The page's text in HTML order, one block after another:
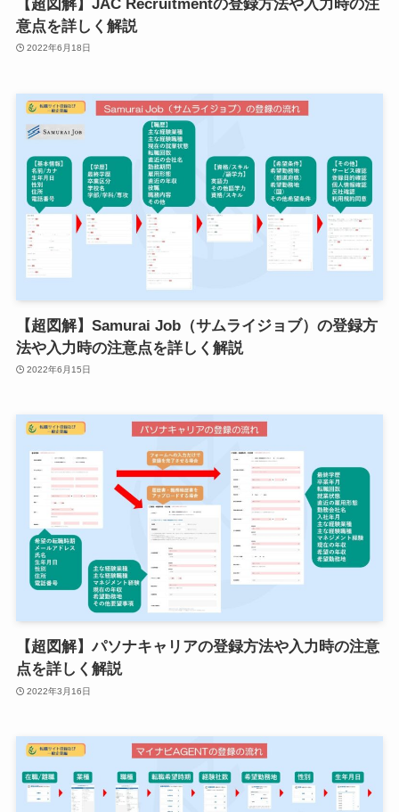
【超図解】JAC Recruitmentの登録方法や入力時の注
意点を詳しく解説
2022年6月18日
【超図解】Samurai Job（サムライジョブ）の登録方
法や入力時の注意点を詳しく解説
2022年6月15日
【超図解】パソナキャリアの登録方法や入力時の注意
点を詳しく解説
2022年3月16日